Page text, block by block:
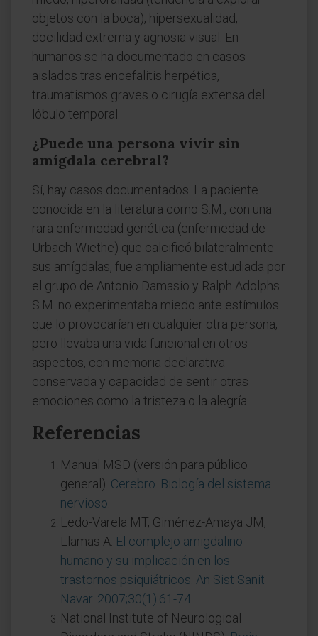
objetos con la boca), hipersexualidad,
docilidad extrema y agnosia visual. En
humanos se ha documentado en casos
aislados tras encefalitis herpética,
traumatismos graves o cirugía extensa del
lóbulo temporal.
¿Puede una persona vivir sin
amígdala cerebral?
Sí, hay casos documentados. La paciente
conocida en la literatura como S.M., con una
rara enfermedad genética (enfermedad de
Urbach-Wiethe) que calcificó bilateralmente
sus amígdalas, fue ampliamente estudiada por
el grupo de Antonio Damasio y Ralph Adolphs.
S.M. no experimentaba miedo ante estímulos
que lo provocarían en cualquier otra persona,
pero llevaba una vida funcional en otros
aspectos, con memoria declarativa
conservada y capacidad de sentir otras
emociones como la tristeza o la alegría.
Referencias
Manual MSD (versión para público
general). Cerebro. Biología del sistema
nervioso
Ledo-Varela MT, Giménez-Amaya JM,
Llamas A. El complejo amigdalino
humano y su implicación en los
trastornos psiquiátricos. An Sist Sanit
Navar. 2007;30(1):61-74
National Institute of Neurological